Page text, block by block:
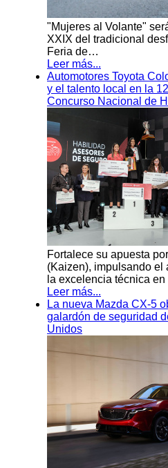
"Mujeres al Volante"
XXIX del tradicional
Feria de…
Leer más...
Automotores Toyota
y el talento local en la
Concurso Nacional de
Fortalece su apuesta
(Kaizen), impulsando el
la excelencia técnica
Leer más...
La nueva Mazda CX-5
galardón de seguridad
Unidos